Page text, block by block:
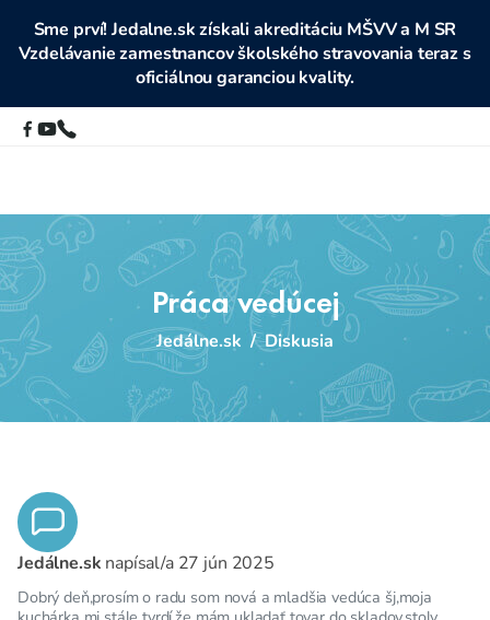
Sme prví! Jedalne.sk získali akreditáciu MŠVV a M SR
Vzdelávanie zamestnancov školského stravovania teraz s
oficiálnou garanciou kvality.
Práca vedúcej
Jedálne.sk / Diskusia
Jedálne.sk napísal/a 27 jún 2025
Dobrý deň,prosím o radu som nová a mladšia vedúca šj,moja